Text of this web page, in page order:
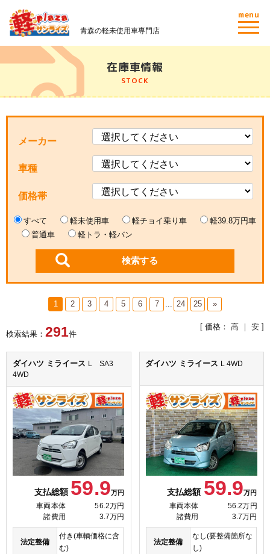
青森の軽未使用車専門店
menu
在庫車情報
STOCK
メーカー
車種
価格帯
すべて 軽未使用車 軽チョイ乗り車
軽39.8万円車
普通車
軽トラ・軽バン
1 2 3 4 5 6 7 ... 24 25 »
検索結果： 291件
[ 価格： 高 ｜ 安 ]
ダイハツ ミライース L SA3
4WD
支払総額 59.9万円
車両本体
56.2万円
諸費用
3.7万円
法定整備
付き(車輌価格に含
む)
ダイハツ ミライース L 4WD
支払総額 59.9万円
車両本体
56.2万円
諸費用
3.7万円
法定整備
なし(要整備箇所な
し)